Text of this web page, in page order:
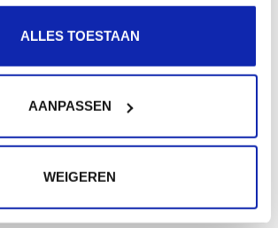
ALLES TOESTAAN
AANPASSEN
WEIGEREN